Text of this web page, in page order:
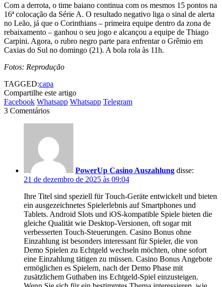
Com a derrota, o time baiano continua com os mesmos 15 pontos na
16ª colocação da Série A. O resultado negativo liga o sinal de alerta
no Leão, já que o Corinthians – primeira equipe dentro da zona de
rebaixamento – ganhou o seu jogo e alcançou a equipe de Thiago
Carpini. Agora, o rubro negro parte para enfrentar o Grêmio em
Caxias do Sul no domingo (21). A bola rola às 11h.
Fotos: Reprodução
TAGGED:capa
Compartilhe este artigo
Facebook Whatsapp Whatsapp Telegram
3 Comentários
PowerUp Casino Auszahlung disse:
21 de dezembro de 2025 às 09:04
Ihre Titel sind speziell für Touch-Geräte entwickelt und bieten
ein ausgezeichnetes Spielerlebnis auf Smartphones und
Tablets. Android Slots und iOS-kompatible Spiele bieten die
gleiche Qualität wie Desktop-Versionen, oft sogar mit
verbesserten Touch-Steuerungen. Casino Bonus ohne
Einzahlung ist besonders interessant für Spieler, die von
Demo Spielen zu Echtgeld wechseln möchten, ohne sofort
eine Einzahlung tätigen zu müssen. Casino Bonus Angebote
ermöglichen es Spielern, nach der Demo Phase mit
zusätzlichem Guthaben ins Echtgeld-Spiel einzusteigen.